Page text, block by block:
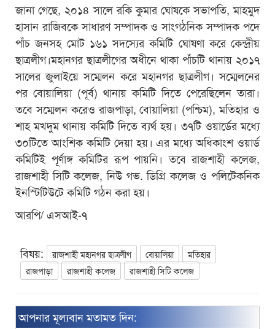
জানা গেছে, ২০১৪ সালে রকি কুমার ঘোষকে সভাপতি, মাহমুদ
হাসান রাজিবকে সাধারণ সম্পাদক ও সাংগঠনিক সম্পাদক পদে
পাঁচ জনসহ মোট ১৬১ সদস্যের কমিটি ঘোষণা করে কেন্দ্রীয়
ছাত্রলীগ।মহানগর ছাত্রলীগের অধীনে থাকা পাঁচটি থানায় ২০১৭
সালের জুলাইয়ে সম্মেলন করে মহানগর ছাত্রলীগ। সম্মেলনের
পর বোয়ালিয়া (পূর্ব) থানায় কমিটি দিতে পেরেছিলেন তারা।
তবে সম্মেলন করেও রাজপাড়া, বোয়ালিয়া (পশ্চিম), মতিহার ও
শাহ মখদুম থানায় কমিটি দিতে ব্যর্থ হয়। ৩৭টি ওয়ার্ডের মধ্যে
৩০টিতে আংশিক কমিটি দেয়া হয়। এর মধ্যে অধিকাংশ ওয়ার্ড
কমিটিই পূর্ণাঙ্গ কমিটির রূপ পায়নি। তবে রাজশাহী কলেজ,
রাজশাহী সিটি কলেজ, নিউ গভ. ডিগ্রি কলেজ ও পলিটেকনিক
ইনস্টিটিউটে কমিটি গঠন করা হয়।
আরপি/ এসআই-৭
বিষয়: রাজশাহী মহানগর ছাত্রলীগ বোয়ালিয়া
মতিহার
রাজপাড়া
রাজশাহী কলেজ রাজশাহী সিটি কলেজ
আপনার মূল্যবান মতামত দিন: